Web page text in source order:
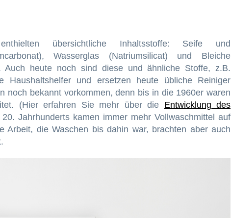
übersichtliche Inhaltsstoffe: Seife und
Wasserglas (Natriumsilicat) und Bleiche
Auch heute noch sind diese und ähnliche Stoffe, z.B.
Haushaltshelfer und ersetzen heute übliche Reiniger
noch bekannt vorkommen, denn bis in die 1960er waren
(Hier erfahren Sie mehr über die Entwicklung des
Jahrhunderts kamen immer mehr Vollwaschmittel auf
Arbeit, die Waschen bis dahin war, brachten aber auch